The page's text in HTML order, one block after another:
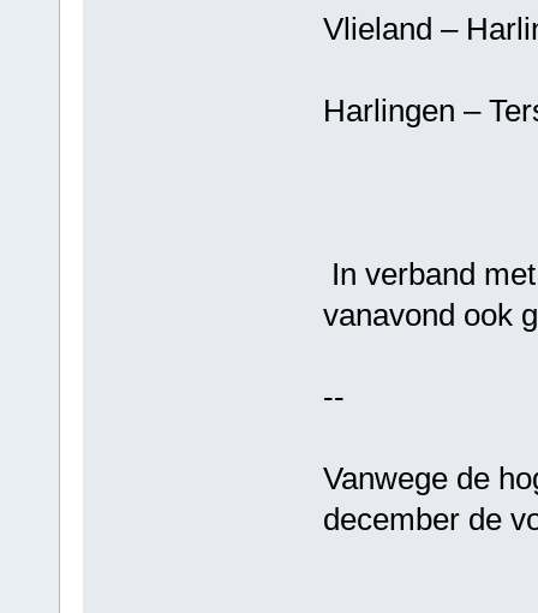
Vlieland –
Harlingen –
In verband
vanavond ook
--
Vanwege de
december de